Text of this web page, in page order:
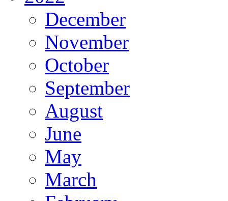
December
November
October
September
August
June
May
March